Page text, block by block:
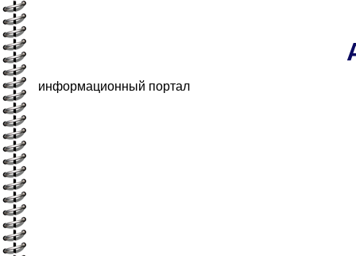
информационный портал